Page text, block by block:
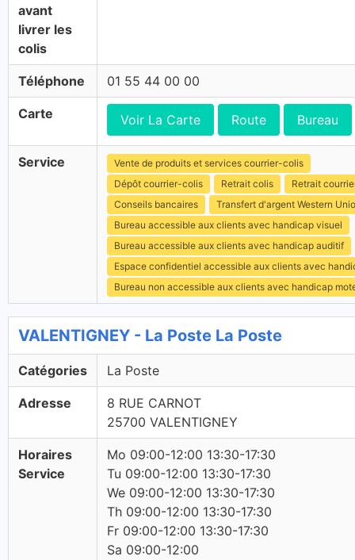
avant
livrer les
colis
Téléphone 01 55 44 00 00
Carte Voir La Carte Route Bureau
Service
Vente de produits et services courrier-colis
Dépôt courrier-colis
Retrait colis
Retrait
Conseils bancaires
Transfert d'argent Western
Bureau accessible aux clients avec handicap visuel
Bureau accessible aux clients avec handicap auditif
Espace confidentiel accessible aux clients avec
Bureau non accessible aux clients avec handicap
VALENTIGNEY - La Poste La Poste
Catégories La Poste
Adresse
8 RUE CARNOT
25700 VALENTIGNEY
Horaires
Service
Mo 09:00-12:00 13:30-17:30
Tu 09:00-12:00 13:30-17:30
We 09:00-12:00 13:30-17:30
Th 09:00-12:00 13:30-17:30
Fr 09:00-12:00 13:30-17:30
Sa 09:00-12:00